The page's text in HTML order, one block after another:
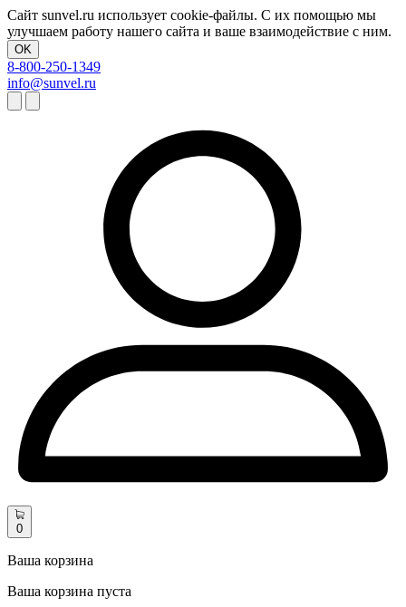
Сайт sunvel.ru использует cookie-файлы. С их помощью мы
улучшаем работу нашего сайта и ваше взаимодействие с ним.
OK
8-800-250-1349
info@sunvel.ru
0
Ваша корзина
Ваша корзина пуста